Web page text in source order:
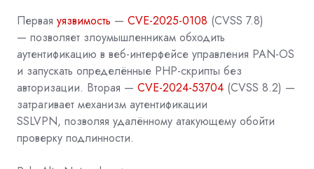
Первая уязвимость — CVE-2025-0108 (CVSS 7.8)
— позволяет злоумышленникам обходить
аутентификацию в веб-интерфейсе управления PAN-OS
и запускать определённые PHP-скрипты без
авторизации. Вторая — CVE-2024-53704 (CVSS 8.2) —
затрагивает механизм аутентификации
SSLVPN, позволяя удалённому атакующему обойти
проверку подлинности.